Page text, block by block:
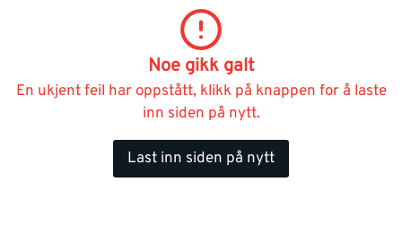
Noe gikk galt
En ukjent feil har oppstått, klikk på knappen for å laste
inn siden på nytt.
Last inn siden på nytt